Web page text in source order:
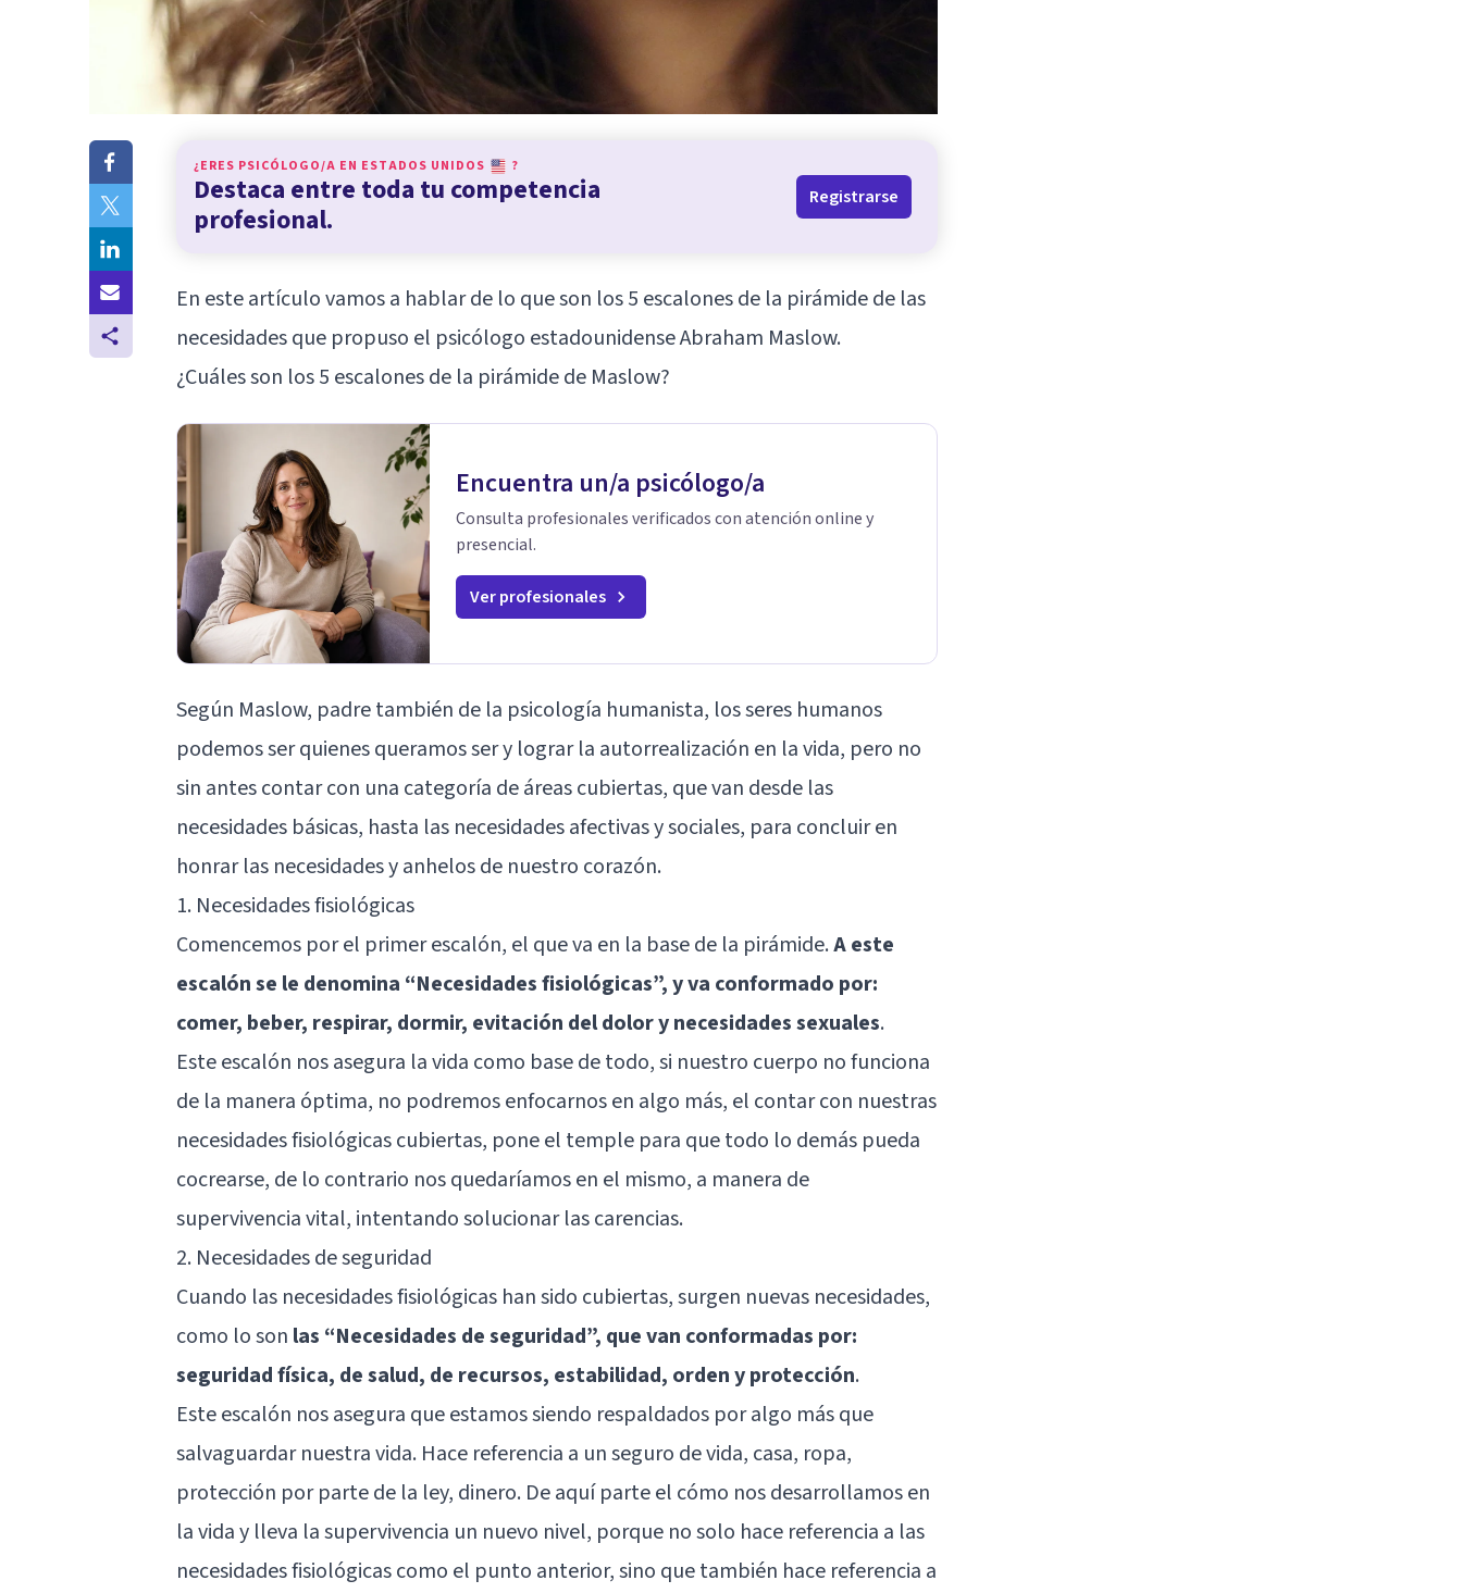
¿ERES PSICÓLOGO/A EN ESTADOS UNIDOS ?
Destaca entre toda tu competencia
profesional.
Registrarse
En este artículo vamos a hablar de lo que son los 5 escalones de la pirámide de las
necesidades que propuso el psicólogo estadounidense Abraham Maslow.
¿Cuáles son los 5 escalones de la pirámide de Maslow?
Encuentra un/a psicólogo/a
Consulta profesionales verificados con atención online y
presencial.
Ver profesionales
Según Maslow, padre también de la psicología humanista, los seres humanos
podemos ser quienes queramos ser y lograr la autorrealización en la vida, pero no
sin antes contar con una categoría de áreas cubiertas, que van desde las
necesidades básicas, hasta las necesidades afectivas y sociales, para concluir en
honrar las necesidades y anhelos de nuestro corazón.
1. Necesidades fisiológicas
Comencemos por el primer escalón, el que va en la base de la pirámide.A este
escalón se le denomina “Necesidades fisiológicas”, y va conformado por:
comer, beber, respirar, dormir, evitación del dolor y necesidades sexuales.
Este escalón nos asegura la vida como base de todo, si nuestro cuerpo no funciona
de la manera óptima, no podremos enfocarnos en algo más, el contar con nuestras
necesidades fisiológicas cubiertas, pone el temple para que todo lo demás pueda
cocrearse, de lo contrario nos quedaríamos en el mismo, a manera de
supervivencia vital, intentando solucionar las carencias.
2. Necesidades de seguridad
Cuando las necesidades fisiológicas han sido cubiertas, surgen nuevas necesidades,
como lo son las “Necesidades de seguridad”, que van conformadas por:
seguridad física, de salud, de recursos, estabilidad, orden y protección.
Este escalón nos asegura que estamos siendo respaldados por algo más que
salvaguardar nuestra vida. Hace referencia a un seguro de vida, casa, ropa,
protección por parte de la ley, dinero. De aquí parte el cómo nos desarrollamos en
la vida y lleva la supervivencia un nuevo nivel, porque no solo hace referencia a las
necesidades fisiológicas como el punto anterior, sino que también hace referencia a